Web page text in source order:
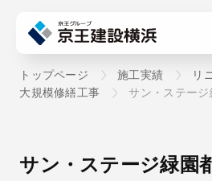
トップページ 施工実績
リ
大規模修繕工事
サン・ステー
サン・ステージ緑園